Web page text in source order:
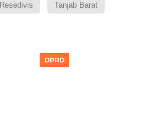
Resedivis Tanjab Barat
DPRD